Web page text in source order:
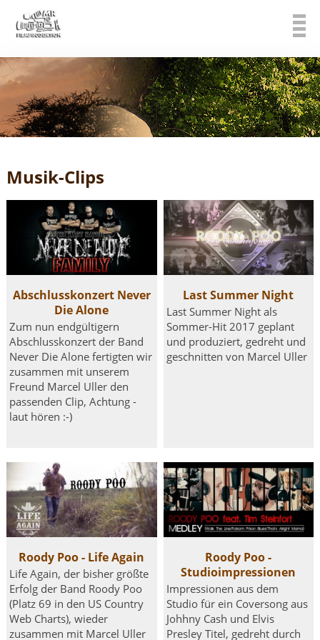
Musik-Clips
Abschlusskonzert Never
Die Alone
Zum nun endgültigern
Abschlusskonzert der Band
Never Die Alone fertigten wir
zusammen mit unserem
Freund Marcel Uller den
passenden Clip, Achtung -
laut hören :-)
Last Summer Night
Last Summer Night als
Sommer-Hit 2017 geplant
und produziert, gedreht und
geschnitten von Marcel Uller
Roody Poo - Life Again
Life Again, der bisher größte
Erfolg der Band Roody Poo
(Platz 69 in den US Country
Web Charts), wieder
zusammen mit Marcel Uller
Roody Poo -
Studioimpressionen
Impressionen aus dem
Studio für ein Coversong aus
Johhny Cash und Elvis
Presley Titel, gedreht durch